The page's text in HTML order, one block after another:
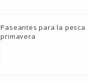
Paseantes para la pesca
primavera